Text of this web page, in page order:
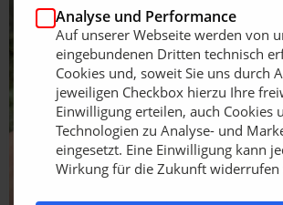
Analyse und Performance
Auf unserer Webseite werden von
eingebundenen Dritten technisch
Cookies und, soweit Sie uns durch
jeweiligen Checkbox hierzu Ihre
Einwilligung erteilen, auch Cookies
Technologien zu Analyse- und
eingesetzt. Eine Einwilligung kann
Wirkung für die Zukunft widerrufen